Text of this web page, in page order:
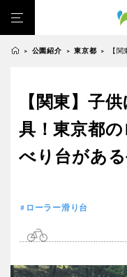
芝生広場 幼児向け
テニスコート 野球場
カフェ・レストラン サッカ
歴史・
さくら名所100公園
バスケットボール
Pickup 花の名所 プ
北海道・東北
北海道
大型遊具
自然が豊か
景色が良い
紅葉の名所
歴史・文化財
> 公園紹介 > 東京都 >
【関東】子
具！東京都
べり台がある
ローラー滑り台